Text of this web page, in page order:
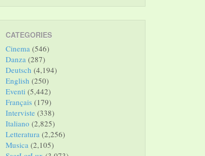
CATEGORIES
Cinema (546)
Danza (287)
Deutsch (4,194)
English (250)
Eventi (5,442)
Français (179)
Interviste (338)
Italiano (2,825)
Letteratura (2,256)
Musica (2,105)